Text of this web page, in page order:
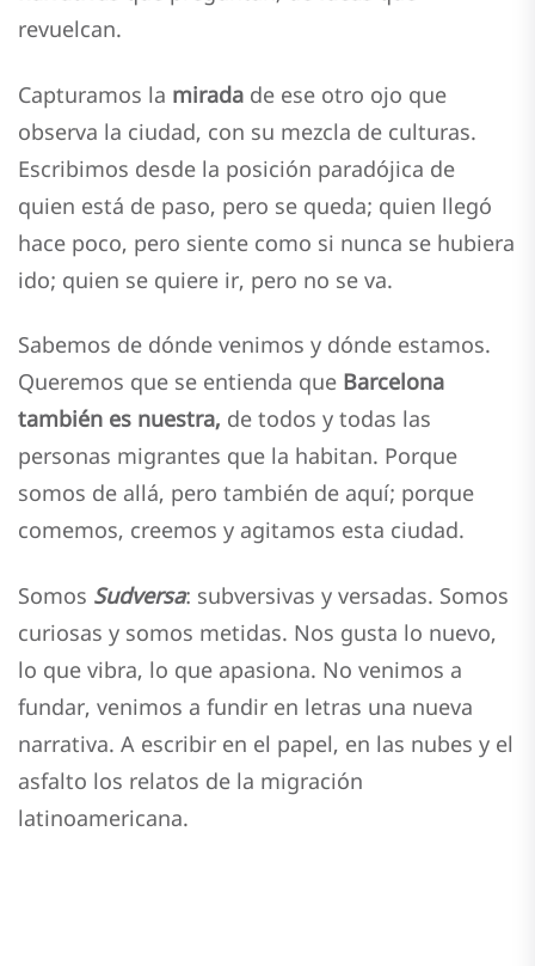
revuelcan.
Capturamos la mirada de ese otro ojo que
observa la ciudad, con su mezcla de culturas.
Escribimos desde la posición paradójica de
quien está de paso, pero se queda; quien llegó
hace poco, pero siente como si nunca se hubiera
ido; quien se quiere ir, pero no se va.
Sabemos de dónde venimos y dónde estamos.
Queremos que se entienda que Barcelona
también es nuestra, de todos y todas las
personas migrantes que la habitan. Porque
somos de allá, pero también de aquí; porque
comemos, creemos y agitamos esta ciudad.
Somos Sudversa: subversivas y versadas. Somos
curiosas y somos metidas. Nos gusta lo nuevo,
lo que vibra, lo que apasiona. No venimos a
fundar, venimos a fundir en letras una nueva
narrativa. A escribir en el papel, en las nubes y el
asfalto los relatos de la migración
latinoamericana.